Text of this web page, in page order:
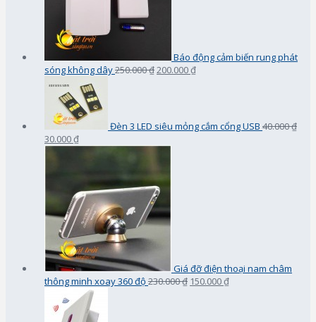
Báo động cảm biến rung phát
sóng không dây250.000 ₫200.000 ₫
Đèn 3 LED siêu mỏng cắm cổng USB 40.000 ₫
30.000 ₫
Giá đỡ điện thoại nam châm
thông minh xoay 360 độ 230.000 ₫ 150.000 ₫